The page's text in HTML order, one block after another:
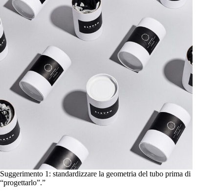
Suggerimento 1: standardizzare la geometria del tubo prima di
“progettarlo”.”